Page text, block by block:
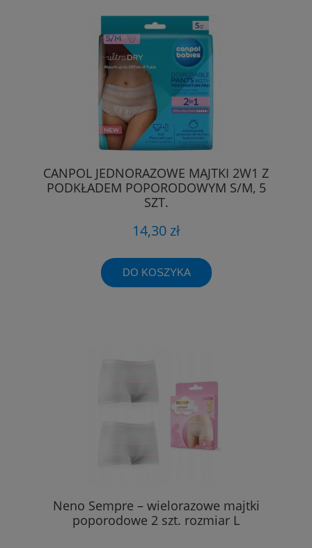
CANPOL JEDNORAZOWE MAJTKI 2W1 Z
PODKŁADEM POPORODOWYM S/M, 5
SZT.
14,30 zł
DO KOSZYKA
Neno Sempre – wielorazowe majtki
poporodowe 2 szt. rozmiar L